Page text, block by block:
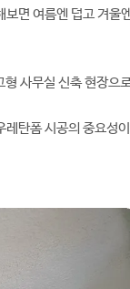
보면 여름엔 덥고 겨울
형 사무실 신축 현장으
탄폼 시공의 중요성이